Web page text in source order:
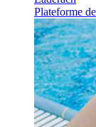
Plateforme